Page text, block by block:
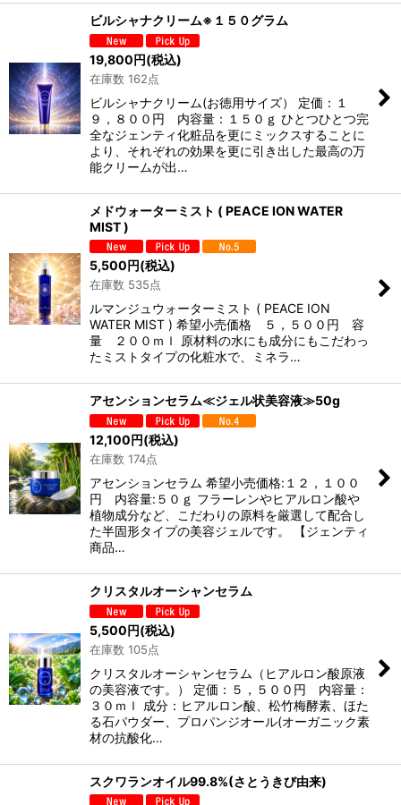
ビルシャナクリーム※１５０グラム
19,800円(税込)
在庫数 162点
ビルシャナクリーム(お徳用サイズ） 定価：１
９，８００円 内容量：１５０ｇ ひとつひとつ完
全なジェンティ化粧品を更にミックスすることに
より、それぞれの効果を更に引き出した最高の万
能クリームが出…
メドウォーターミスト ( PEACE ION WATER
MIST )
5,500円(税込)
在庫数 535点
ルマンジュウォーターミスト ( PEACE ION
WATER MIST ) 希望小売価格 ５，５００円 容
量 ２００ｍｌ 原材料の水にも成分にもこだわっ
たミストタイプの化粧水で、ミネラ…
アセンションセラム≪ジェル状美容液≫50g
12,100円(税込)
在庫数 174点
アセンションセラム 希望小売価格:１２，１００
円 内容量:５０ｇ フラーレンやヒアルロン酸や
植物成分など、こだわりの原料を厳選して配合し
た半固形タイプの美容ジェルです。 【ジェンティ
商品…
クリスタルオーシャンセラム
5,500円(税込)
在庫数 105点
クリスタルオーシャンセラム（ヒアルロン酸原液
の美容液です。） 定価：５，５００円 内容量：
３０ｍｌ 成分：ヒアルロン酸、松竹梅酵素、ほた
る石パウダー、プロパンジオール(オーガニック素
材の抗酸化…
スクワランオイル99.8%(さとうきび由来)